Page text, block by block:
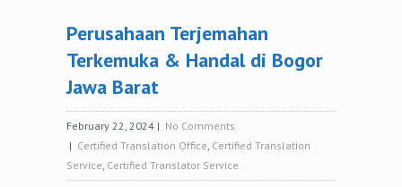
Perusahaan Terjemahan
Terkemuka & Handal di Bogor
Jawa Barat
February 22, 2024 | No Comments
| Certified Translation Office, Certified Translation
Service, Certified Translator Service